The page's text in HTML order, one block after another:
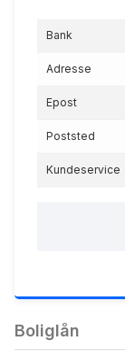
Bank
Adresse
Epost
Poststed
Kundeservice
Boliglån